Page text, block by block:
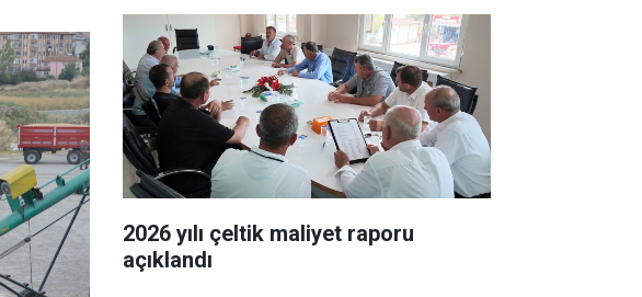
2026 yılı çeltik maliyet raporu
açıklandı